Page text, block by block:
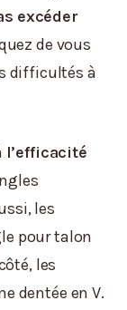
excéder
de vous
difficultés à
l’efficacité
les
pour talon
les
dentée en V.